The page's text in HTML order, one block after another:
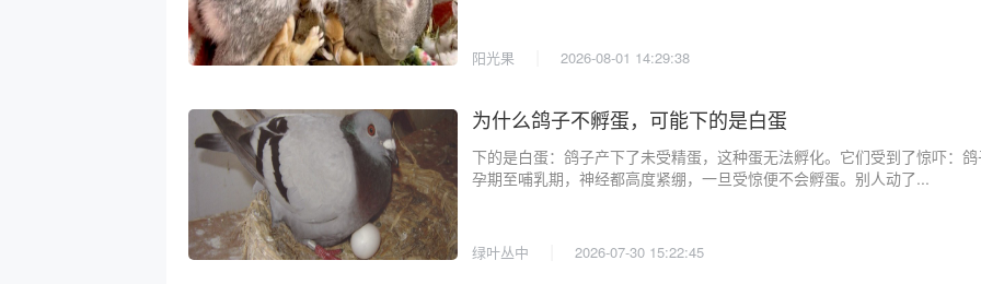
阳光果 2026-08-01 14:29:38
为什么鸽子不孵蛋，可能下的是白蛋
下的是白蛋：鸽子产下了未受精蛋，这种蛋无法孵化。它们受到了惊吓：
孕期至哺乳期，神经都高度紧绷，一旦受惊便不会孵蛋。别人动了...
绿叶丛中 2026-07-30 15:22:45